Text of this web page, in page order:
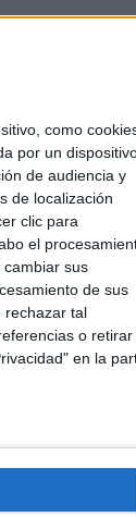
como
por un
de audiencia y
de localización
clic para
el
sus
de sus
rechazar tal
o retirar
en la